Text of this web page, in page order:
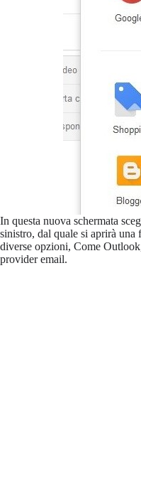
In questa nuova schermata
sinistro, dal quale si aprirà una
diverse opzioni, Come
provider email.